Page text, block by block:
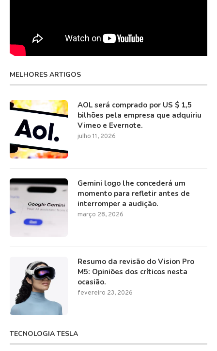
MELHORES ARTIGOS
AOL será comprado por US $ 1,5
bilhões pela empresa que adquiriu
Vimeo e Evernote.
julho 11, 2026
Gemini logo lhe concederá um
momento para refletir antes de
interromper a audição.
março 28, 2026
Resumo da revisão do Vision Pro
M5: Opiniões dos críticos nesta
ocasião.
fevereiro 23, 2026
TECNOLOGIA TESLA